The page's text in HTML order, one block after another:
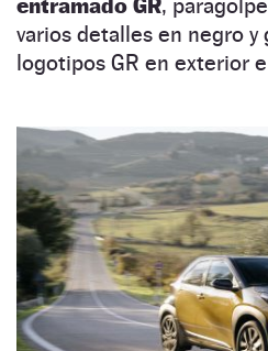
varios detalles en negro y
logotipos GR en exterior